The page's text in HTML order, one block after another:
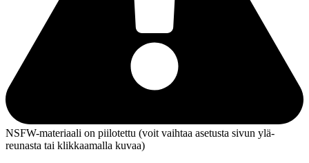
NSFW-materiaali on piilotettu (voit vaihtaa asetusta sivun ylä­
reunasta tai klikkaamalla kuvaa)